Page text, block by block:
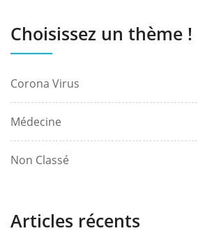
Choisissez un thème !
Corona Virus
Médecine
Non Classé
Articles récents